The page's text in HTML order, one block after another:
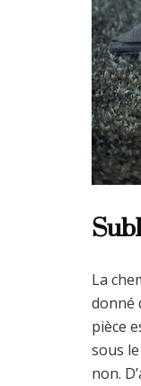
La
donné
pièce
sous
non.